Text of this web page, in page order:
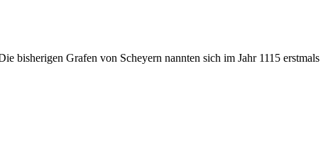
bisherigen Grafen von Scheyern nannten sich im Jahr 1115 erstmals